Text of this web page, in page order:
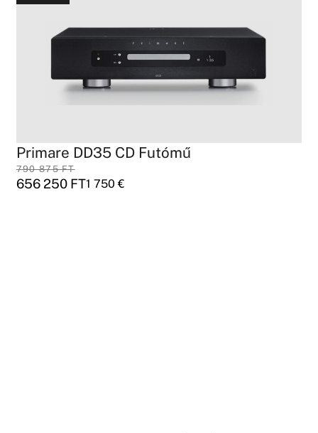
Primare DD35 CD Futómű
790 875FT
656 250 FT1 750€